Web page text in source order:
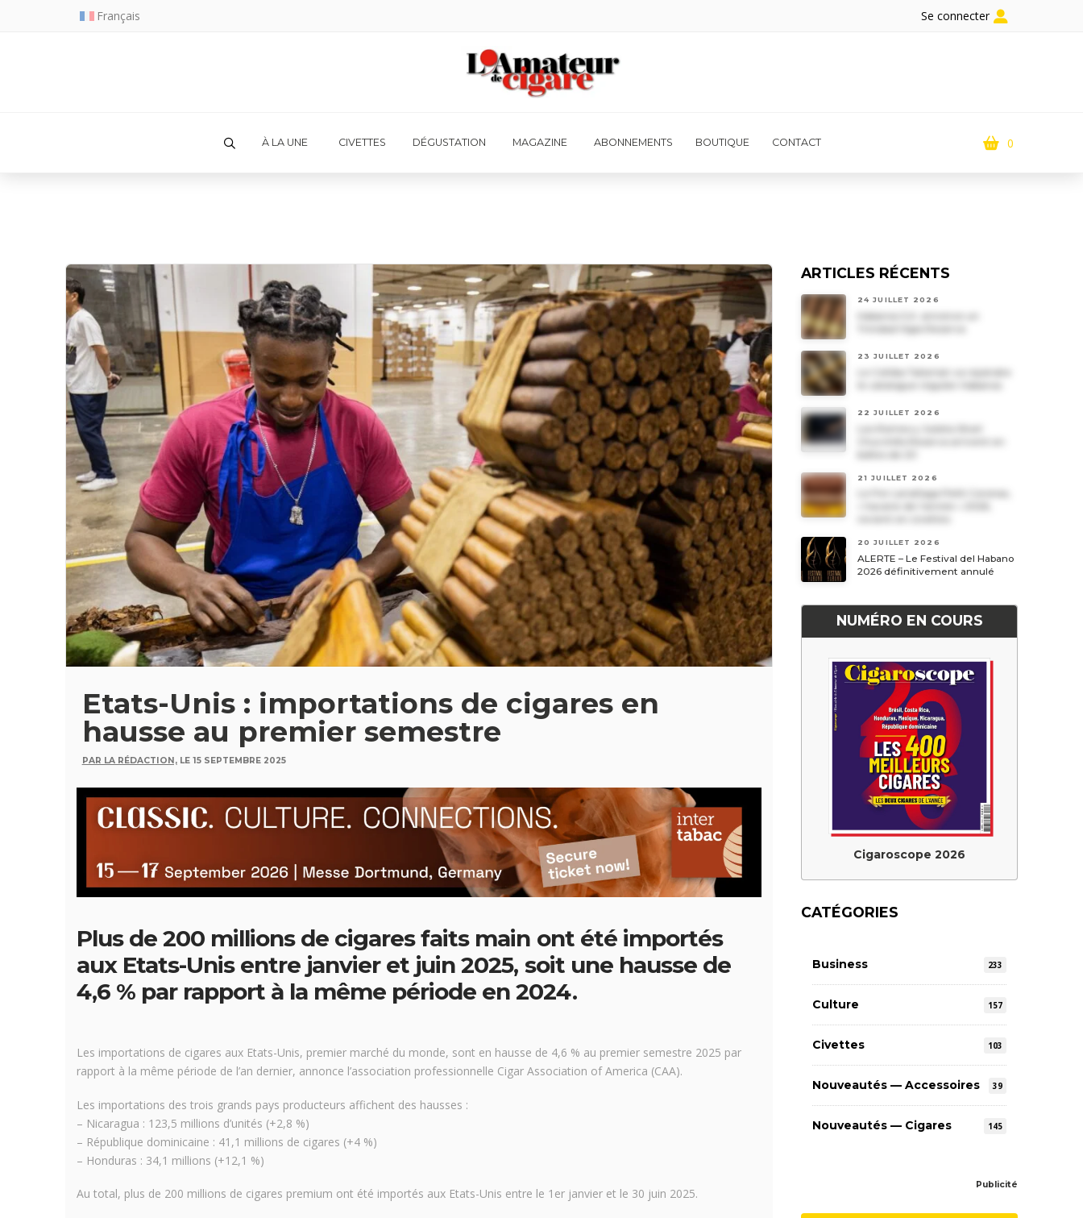
Français Se connecter
À LA UNE CIVETTES DÉGUSTATION MAGAZINE ABONNEMENTS BOUTIQUE CONTACT 0
Etats-Unis : importations de cigares en
hausse au premier semestre
PAR LA RÉDACTION, LE 15 SEPTEMBRE 2025
Plus de 200 millions de cigares faits main ont été importés
aux Etats-Unis entre janvier et juin 2025, soit une hausse de
4,6 % par rapport à la même période en 2024.
Les importations de cigares aux Etats-Unis, premier marché du monde, sont en hausse de 4,6 % au premier semestre 2025 par
rapport à la même période de l’an dernier, annonce l’association professionnelle Cigar Association of America (CAA).
Les importations des trois grands pays producteurs affichent des hausses :
– Nicaragua : 123,5 millions d’unités (+2,8 %)
– République dominicaine : 41,1 millions de cigares (+4 %)
– Honduras : 34,1 millions (+12,1 %)
Au total, plus de 200 millions de cigares premium ont été importés aux Etats-Unis entre le 1er janvier et le 30 juin 2025.
ARTICLES RÉCENTS
24 JUILLET 2026
Habanos S.A. annonce un
Trinidad Vigia Reserva
23 JUILLET 2026
Le Cohiba Talismán va rejoindre
le catalogue régulier Habanos
22 JUILLET 2026
Les Romeo y Julieta Short
21 JUILLET 2026
Le Por Larrañaga Petit Coronas,
20 JUILLET 2026
ALERTE – Le Festival del Habano
2026 définitivement annulé
NUMÉRO EN COURS
Cigaroscope 2026
CATÉGORIES
Business 233
Culture 157
Civettes 103
Nouveautés — Accessoires 39
Nouveautés — Cigares 145
Publicité